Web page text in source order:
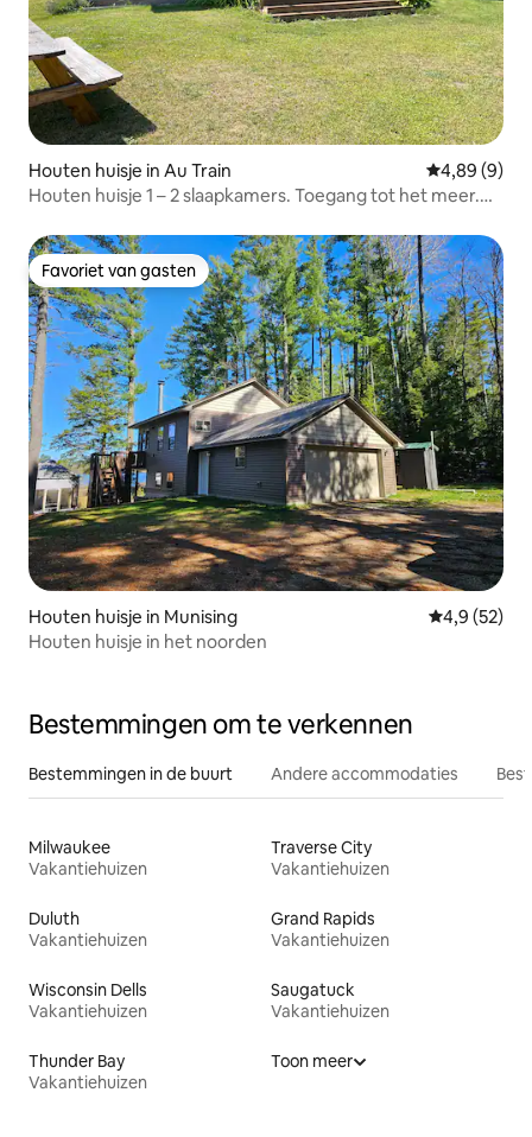
Houten huisje in Au Train Gemiddelde
4,89 (9)
Houten huisje 1 – 2 slaapkamers. Toegang tot het meer.
Favoriet van gasten
Favoriet van gasten
Houten huisje in Munising
4,9 (52)
Houten huisje in het noorden
Bestemmingen om te verkennen
Bestemmingen in de buurt Andere accommodaties
Milwaukee
Vakantiehuizen
Traverse City
Vakantiehuizen
Duluth
Vakantiehuizen
Grand Rapids
Vakantiehuizen
Wisconsin Dells
Vakantiehuizen
Saugatuck
Vakantiehuizen
Thunder Bay
Vakantiehuizen
Toon meer